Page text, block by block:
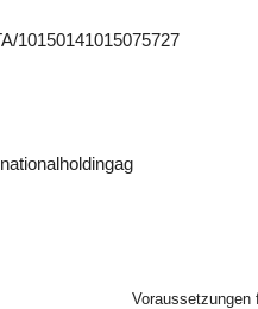
10150141015075727
Voraussetzungen